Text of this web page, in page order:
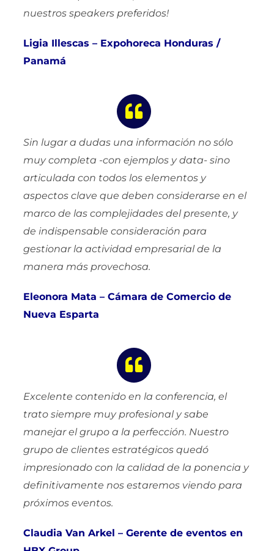
nuestros speakers preferidos!
Ligia Illescas – Expohoreca Honduras /
Panamá
Sin lugar a dudas una información no sólo
muy completa -con ejemplos y data- sino
articulada con todos los elementos y
aspectos clave que deben considerarse en el
marco de las complejidades del presente, y
de indispensable consideración para
gestionar la actividad empresarial de la
manera más provechosa.
Eleonora Mata – Cámara de Comercio de
Nueva Esparta
Excelente contenido en la conferencia, el
trato siempre muy profesional y sabe
manejar el grupo a la perfección. Nuestro
grupo de clientes estratégicos quedó
impresionado con la calidad de la ponencia y
definitivamente nos estaremos viendo para
próximos eventos.
Claudia Van Arkel – Gerente de eventos en